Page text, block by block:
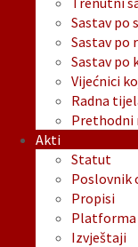
Sastav po
Sastav po
Sastav po
Vijećnici
Radna
Prethodni
Akti
Statut
Poslovnik
Propisi
Platforma
Izvještaji